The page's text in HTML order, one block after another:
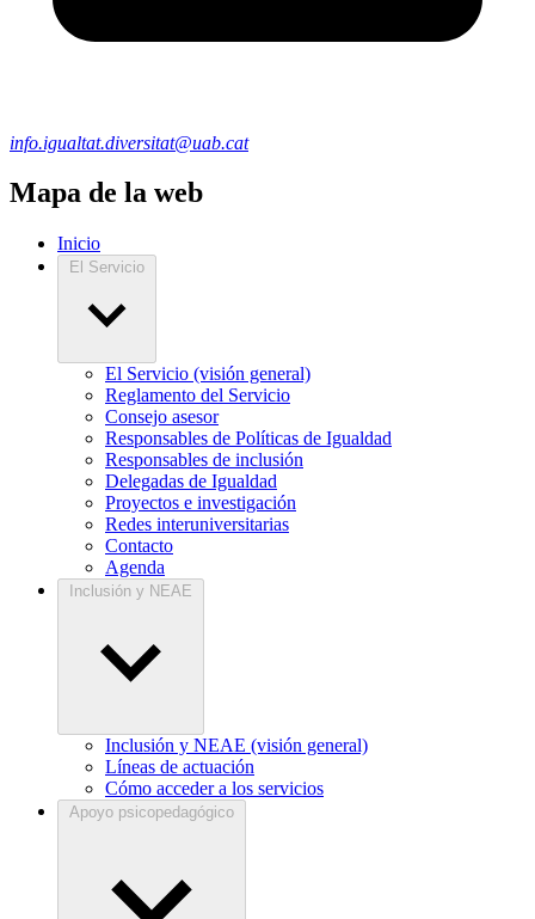
info.igualtat.diversitat@uab.cat
Mapa de la web
Inicio
El Servicio
El Servicio (visión general)
Reglamento del Servicio
Consejo asesor
Responsables de Políticas de Igualdad
Responsables de inclusión
Delegadas de Igualdad
Proyectos e investigación
Redes interuniversitarias
Contacto
Agenda
Inclusión y NEAE
Inclusión y NEAE (visión general)
Líneas de actuación
Cómo acceder a los servicios
Apoyo psicopedagógico